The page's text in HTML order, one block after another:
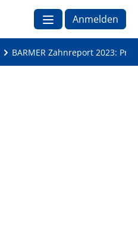
Anmelden
BARMER Zahnreport 2023: